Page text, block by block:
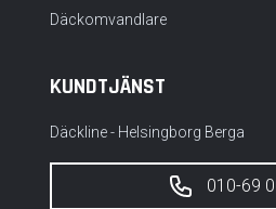
Däckomvandlare
KUNDTJÄNST
Däckline - Helsingborg Berga
010-69